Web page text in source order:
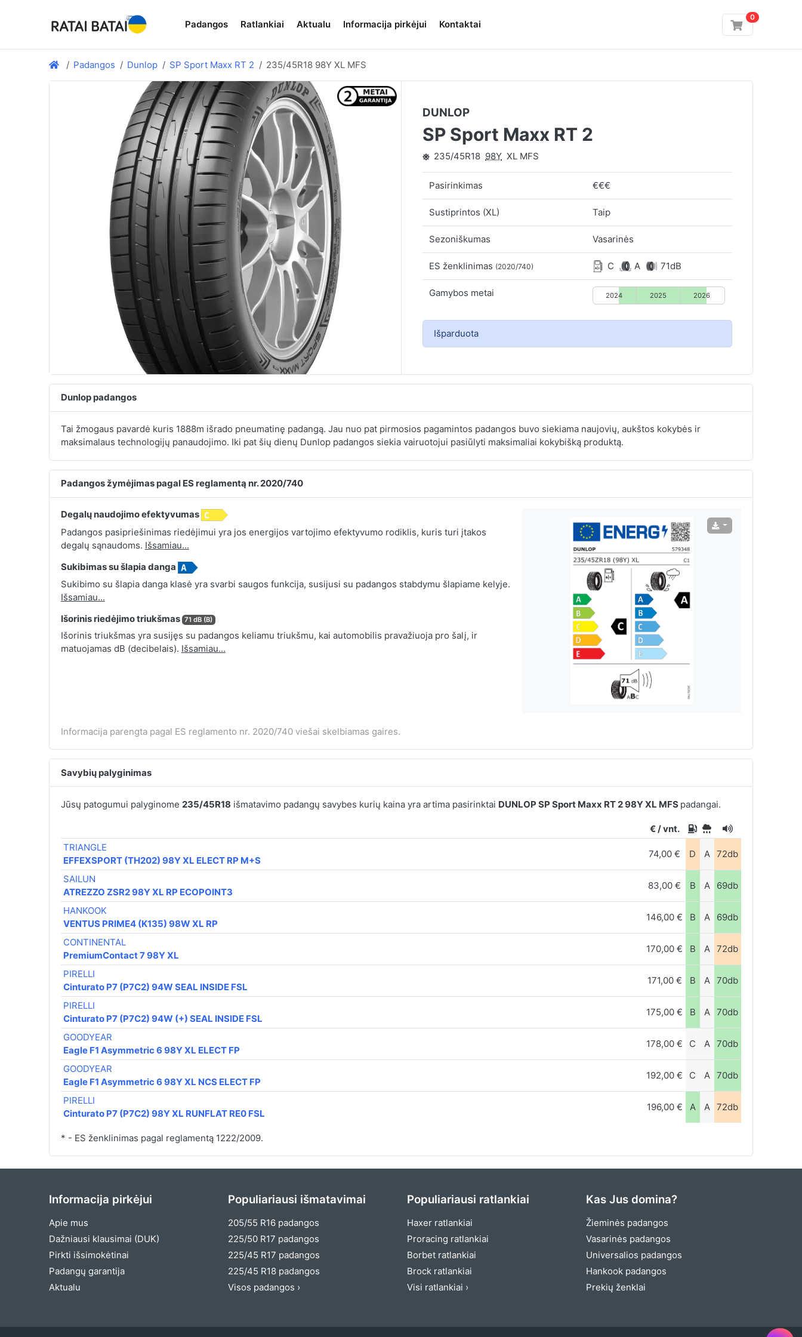
Padangos Ratlankiai Aktualu Informacija pirkėjui Kontaktai
0
Padangos Dunlop SP Sport Maxx RT 2 235/45R18 98Y XL MFS
DUNLOP
SP Sport Maxx RT 2
235/45R18 98Y XL MFS
Pasirinkimas €€€
Sustiprintos (XL) Taip
Sezoniškumas Vasarinės
ES ženklinimas (2020/740) C A 71dB
Gamybos metai 2024 2025 2026
Išparduota
Dunlop padangos
Tai žmogaus pavardė kuris 1888m išrado pneumatinę padangą. Jau nuo pat pirmosios pagamintos padangos buvo siekiama naujovių, aukštos kokybės ir
maksimalaus technologijų panaudojimo. Iki pat šių dienų Dunlop padangos siekia vairuotojui pasiūlyti maksimaliai kokybišką produktą.
Padangos žymėjimas pagal ES reglamentą nr. 2020/740
Degalų naudojimo efektyvumas
Padangos pasipriešinimas riedėjimui yra jos energijos vartojimo efektyvumo rodiklis, kuris turi įtakos
degalų sąnaudoms. Išsamiau...
Sukibimas su šlapia danga
Sukibimo su šlapia danga klasė yra svarbi saugos funkcija, susijusi su padangos stabdymu šlapiame kelyje.
Išsamiau...
Išorinis riedėjimo triukšmas 71 dB (B)
Išorinis triukšmas yra susijęs su padangos keliamu triukšmu, kai automobilis pravažiuoja pro šalį, ir
matuojamas dB (decibelais). Išsamiau...
Informacija parengta pagal ES reglamento nr. 2020/740 viešai skelbiamas gaires.
Savybių palyginimas
Jūsų patogumui palyginome 235/45R18 išmatavimo padangų savybes kurių kaina yra artima pasirinktai DUNLOP SP Sport Maxx RT 2 98Y XL MFS padangai.
€ / vnt.
TRIANGLE
EFFEXSPORT (TH202) 98Y XL ELECT RP M+S
74,00 € D A 72db
SAILUN
ATREZZO ZSR2 98Y XL RP ECOPOINT3
83,00 € B A 69db
HANKOOK
VENTUS PRIME4 (K135) 98W XL RP
146,00 € B A 69db
CONTINENTAL
PremiumContact 7 98Y XL
170,00 € B A 72db
PIRELLI
Cinturato P7 (P7C2) 94W SEAL INSIDE FSL
171,00 € B A 70db
PIRELLI
Cinturato P7 (P7C2) 94W (+) SEAL INSIDE FSL
175,00 € B A 70db
GOODYEAR
Eagle F1 Asymmetric 6 98Y XL ELECT FP
178,00 € C A 70db
GOODYEAR
Eagle F1 Asymmetric 6 98Y XL NCS ELECT FP
192,00 € C A 70db
PIRELLI
Cinturato P7 (P7C2) 98Y XL RUNFLAT RE0 FSL
196,00 € A A 72db
* - ES ženklinimas pagal reglamentą 1222/2009.
Informacija pirkėjui
Apie mus
Dažniausi klausimai (DUK)
Pirkti išsimokėtinai
Padangų garantija
Aktualu
Populiariausi išmatavimai
205/55 R16 padangos
225/50 R17 padangos
225/45 R17 padangos
225/45 R18 padangos
Visos padangos ›
Populiariausi ratlankiai
Haxer ratlankiai
Proracing ratlankiai
Borbet ratlankiai
Brock ratlankiai
Visi ratlankiai ›
Kas Jus domina?
Žieminės padangos
Vasarinės padangos
Universalios padangos
Hankook padangos
Prekių ženklai